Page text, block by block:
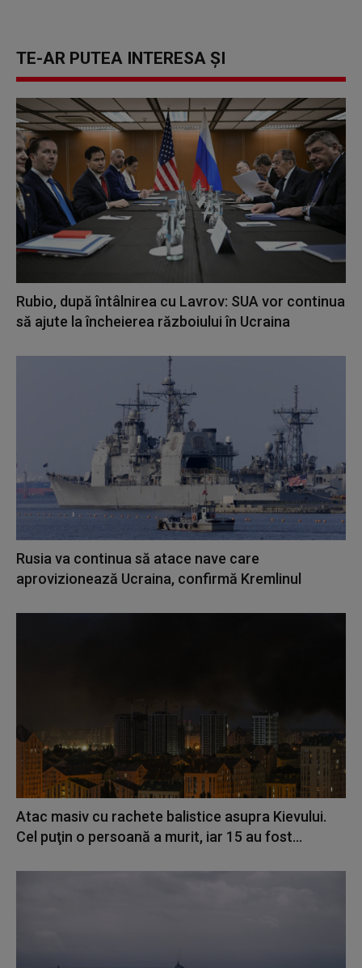
TE-AR PUTEA INTERESA ȘI
Rubio, după întâlnirea cu Lavrov: SUA vor continua
să ajute la încheierea războiului în Ucraina
Rusia va continua să atace nave care
aprovizionează Ucraina, confirmă Kremlinul
Atac masiv cu rachete balistice asupra Kievului.
Cel puţin o persoană a murit, iar 15 au fost...